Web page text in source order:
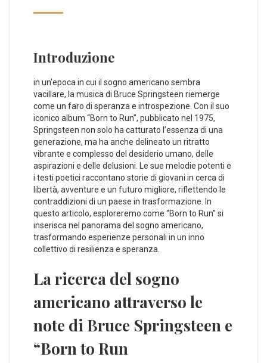
Introduzione
in⁤ un’epoca in cui il sogno americano sembra
vacillare, la musica di Bruce Springsteen riemerge‌
come un faro di speranza e introspezione. Con il suo
iconico album “Born to Run”, ‍pubblicato nel ​1975, ​
Springsteen non solo ha catturato l’essenza di una
generazione, ma ha anche delineato un ritratto
vibrante⁢ e complesso del‌ desiderio umano, delle
aspirazioni e delle delusioni. Le sue melodie potenti e
i⁤ testi poetici raccontano storie di giovani in cerca di
libertà, avventure e​ un futuro migliore, riflettendo⁤ le
contraddizioni di un⁢ paese in trasformazione. ‌In⁤
questo articolo, esploreremo come “Born to⁣ Run” si
inserisca nel panorama del sogno americano,
trasformando esperienze personali in un inno​
collettivo di resilienza e speranza.
La ricerca del sogno
americano attraverso le
note di Bruce Springsteen e​
“Born to Run